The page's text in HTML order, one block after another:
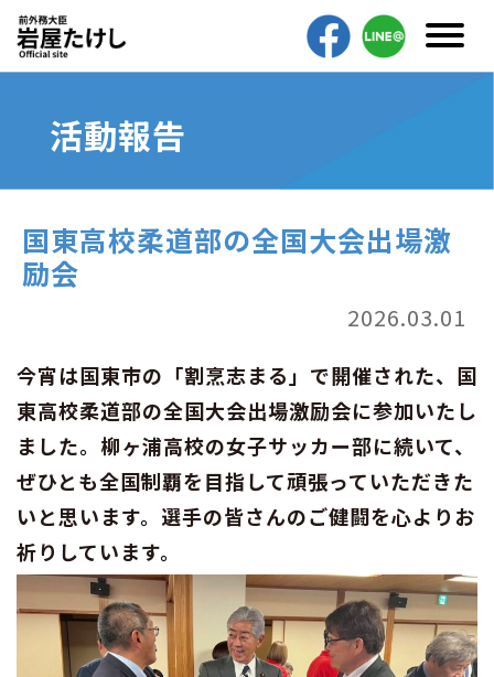
活動報告
国東高校柔道部の全国大会出場激
励会
2026.03.01
今宵は国東市の「割烹志まる」で開催された、国
東高校柔道部の全国大会出場激励会に参加いたし
ました。柳ヶ浦高校の女子サッカー部に続いて、
ぜひとも全国制覇を目指して頑張っていただきた
いと思います。選手の皆さんのご健闘を心よりお
祈りしています。